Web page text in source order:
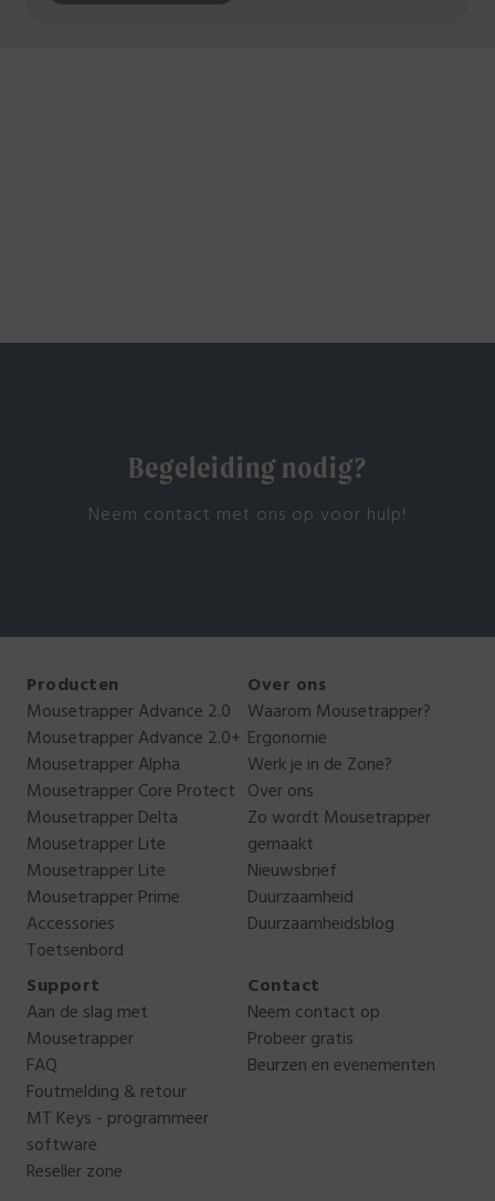
Begeleiding nodig?
Neem contact met ons op voor hulp!
Producten
Mousetrapper Advance 2.0
Mousetrapper Advance 2.0+
Mousetrapper Alpha
Mousetrapper Core Protect
Mousetrapper Delta
Mousetrapper Lite
Mousetrapper Lite
Mousetrapper Prime
Accessories
Toetsenbord
Over ons
Waarom Mousetrapper?
Ergonomie
Werk je in de Zone?
Over ons
Zo wordt Mousetrapper
gemaakt
Nieuwsbrief
Duurzaamheid
Duurzaamheidsblog
Support
Aan de slag met
Mousetrapper
FAQ
Foutmelding & retour
MT Keys - programmeer
software
Reseller zone
Contact
Neem contact op
Probeer gratis
Beurzen en evenementen